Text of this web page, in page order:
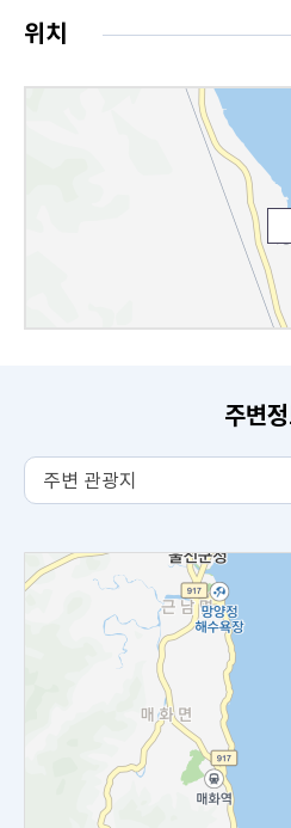
위치
주변
주변 관광지
주
변
지
탭